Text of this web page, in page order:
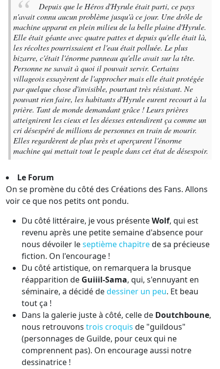
Depuis que le Héros d'Hyrule était parti, ce pays
n'avait connu aucun problème jusqu'à ce jour. Une drôle de
machine apparut en plein milieu de la belle plaine d'Hyrule.
Elle était géante avec quatre pattes et depuis qu'elle était là,
les récoltes pourrissaient et l'eau était polluée. Le plus
bizarre, c'était l'énorme panneau qu'elle avait sur la tête.
Personne ne savait à quoi il pouvait servir. Certains
villageois essayèrent de l'approcher mais elle était protégée
par quelque chose d'invisible, pourtant très résistant. Ne
pouvant rien faire, les habitants d'Hyrule eurent recourt à la
prière. Tant de monde demandant grâce ! Leurs prières
atteignirent les cieux et les déesses entendirent ça comme un
cri désespéré de millions de personnes en train de mourir.
Elles regardèrent de plus près et aperçurent l'énorme
machine qui mettait tout le peuple dans cet état de désespoir.
Le Forum
On se promène du côté des Créations des Fans. Allons
voir ce que nos petits ont pondu.
Du côté littéraire, je vous présenteWolf, qui est
revenu après une petite semaine d'absence pour
nous dévoiler leseptième chapitrede sa précieuse
fiction. On l'encourage !
Du côté artistique, on remarquera la brusque
réapparition de Guiiil-Sama, qui, s'ennuyant en
séminaire, a décidé dedessiner un peu. Et beau
tout ça !
Dans la galerie juste à côté, celle de Doutchboune,
nous retrouvons trois croquis de "guildous"
(personnages de Guilde, pour ceux qui ne
comprennent pas). On encourage aussi notre
dessinatrice !